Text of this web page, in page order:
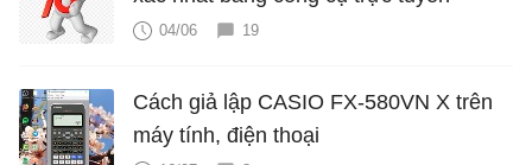
04/06 19
Cách giả lập CASIO FX-580VN X trên
máy tính, điện thoại